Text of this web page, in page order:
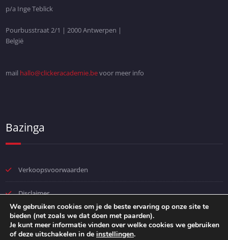
p/a Inge Teblick
Pourbusstraat 2/1 | 2000 Antwerpen |
België
mail hallo@clickeracademie.bevoor meer info
Bazinga
Verkoopsvoorwaarden
Disclaimer
Privacybeleid
We gebruiken cookies om je de beste ervaring op onze site te
bieden (net zoals we dat doen met paarden).
Je kunt meer informatie vinden over welke cookies we gebruiken
of deze uitschakelen in de instellingen.